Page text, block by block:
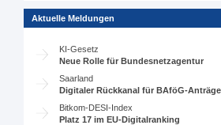
Aktuelle Meldungen
KI-Gesetz
Neue Rolle für Bundesnetzagentur
Saarland
Digitaler Rückkanal für BAföG-Anträge
Bitkom-DESI-Index
Platz 17 im EU-Digitalranking